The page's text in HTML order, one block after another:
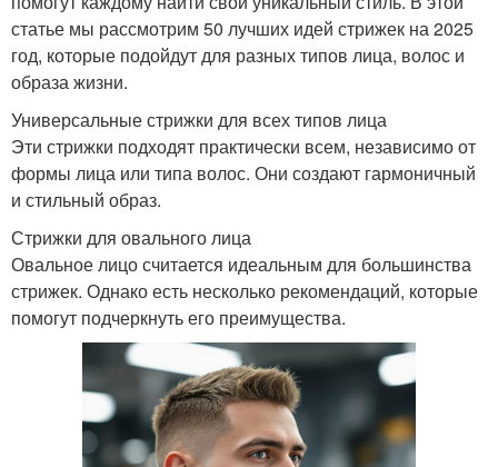
статье мы рассмотрим 50 лучших идей стрижек на 2025
год, которые подойдут для разных типов лица, волос и
образа жизни.
Универсальные стрижки для всех типов лица
Эти стрижки подходят практически всем, независимо от
формы лица или типа волос. Они создают гармоничный
и стильный образ.
Стрижки для овального лица
Овальное лицо считается идеальным для большинства
стрижек. Однако есть несколько рекомендаций, которые
помогут подчеркнуть его преимущества.